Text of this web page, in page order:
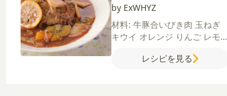
by ExWHYZ
材料: 牛豚合いびき肉 玉ねぎ
キウイ オレンジ りんご レモン
【A】牛乳パン粉
レシピを見る